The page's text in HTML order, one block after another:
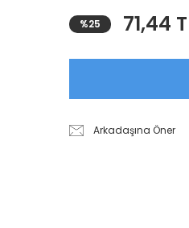
%25 71,44
Arkadaşına Öner